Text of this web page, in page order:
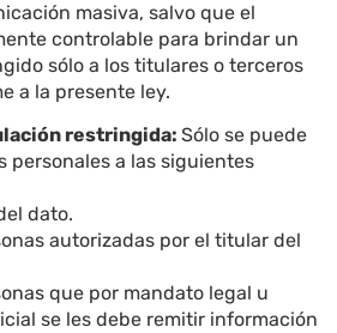
masiva, salvo que el
controlable para brindar un
sólo a los titulares o terceros
a la presente ley.
restringida: Sólo se puede
personales a las siguientes
dato.
autorizadas por el titular del
que por mandato legal u
se les debe remitir información